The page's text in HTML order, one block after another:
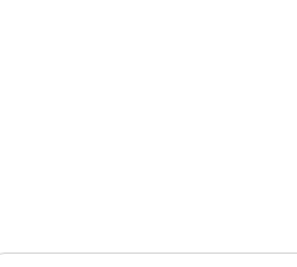
denna vackra båt!